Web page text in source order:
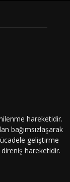
hareketidir.
bağımsızlaşarak
geliştirme
hareketidir.